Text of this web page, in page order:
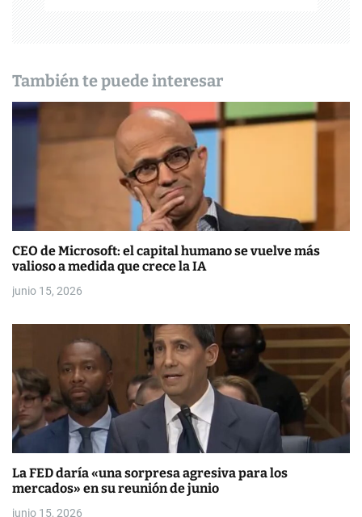
e
e
r
a
d
a
También te puede interesar
CEO de Microsoft: el capital humano se vuelve más
valioso a medida que crece la IA
junio 15, 2026
La FED daría «una sorpresa agresiva para los
mercados» en su reunión de junio
junio 15, 2026